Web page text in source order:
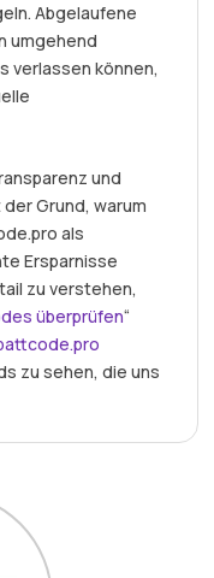
Abgelaufene
umgehend
verlassen können,
und
Grund, warum
als
Ersparnisse
zu verstehen,
überprüfen“
zu sehen, die uns